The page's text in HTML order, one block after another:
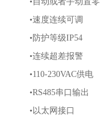
•速度连续可调
•防护等级IP54
•连续超差报警
•110-230VAC供电
•RS485串口输出
•以太网接口